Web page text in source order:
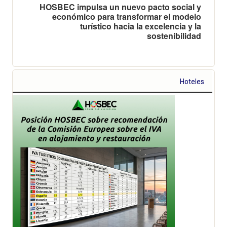
HOSBEC impulsa un nuevo pacto social y
económico para transformar el modelo
turístico hacia la excelencia y la
sostenibilidad
Hoteles